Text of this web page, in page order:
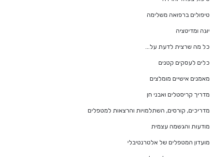
טיפולים ברפואה משלימה
יוגה ומדיטציה
כל מה שרצית לדעת על…
כלים לעסקים קטנים
מאמנים אישיים מומלצים
מדריך קריסטלים ואבני חן
מדריכים, קורסים, השתלמויות והרצאות למטפלים
מודעות והגשמה עצמית
מועדון המטפלים של אלטרנטיבלי